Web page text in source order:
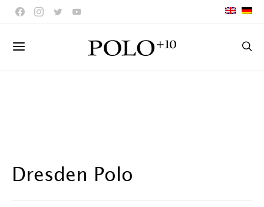
Dresden Polo